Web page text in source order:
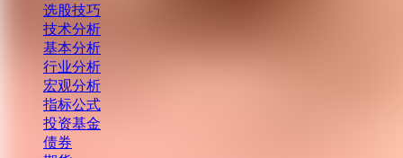
选股技巧
技术分析
基本分析
行业分析
宏观分析
指标公式
投资基金
债券